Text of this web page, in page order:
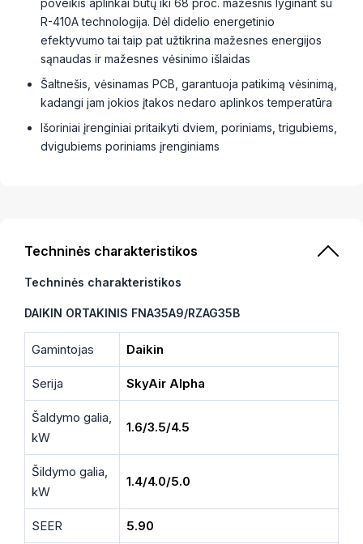
R-410A technologija. Dėl didelio energetinio
efektyvumo tai taip pat užtikrina mažesnes energijos
sąnaudas ir mažesnes vėsinimo išlaidas
Šaltnešis, vėsinamas PCB, garantuoja patikimą vėsinimą,
kadangi jam jokios įtakos nedaro aplinkos temperatūra
Išoriniai įrenginiai pritaikyti dviem, poriniams, trigubiems,
dvigubiems poriniams įrenginiams
Techninės charakteristikos
Techninės charakteristikos
DAIKIN ORTAKINIS FNA35A9/RZAG35B
Gamintojas Daikin
Serija SkyAir Alpha
Šaldymo galia,
kW
1.6/3.5/4.5
Šildymo galia,
kW
1.4/4.0/5.0
SEER 5.90